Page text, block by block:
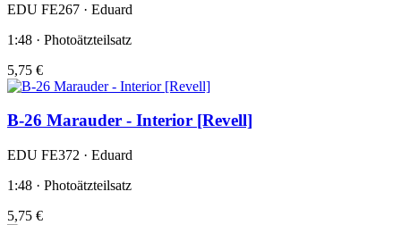
EDU FE267 · Eduard
1:48 · Photoätzteilsatz
5,75 €
B-26 Marauder - Interior [Revell]
EDU FE372 · Eduard
1:48 · Photoätzteilsatz
5,75 €